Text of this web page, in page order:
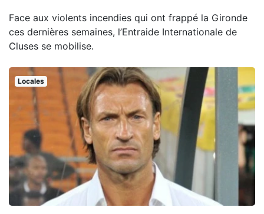
Face aux violents incendies qui ont frappé la Gironde
ces dernières semaines, l’Entraide Internationale de
Cluses se mobilise.
Locales